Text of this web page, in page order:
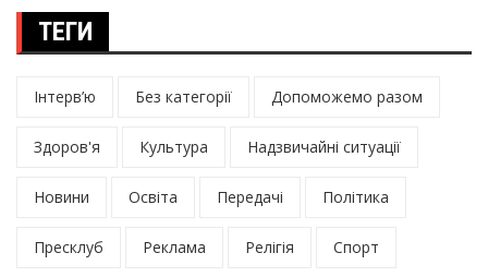
ТЕГИ
Інтерв’ю Без категорії Допоможемо разом
Здоров'я Культура Надзвичайні ситуації
Новини Освіта Передачі Політика
Пресклуб Реклама Релігія Спорт